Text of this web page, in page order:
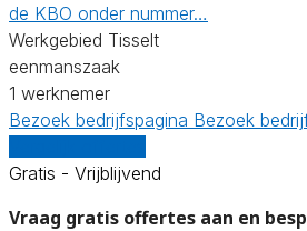
de KBO onder nummer…
Werkgebied Tisselt
eenmanszaak
1 werknemer
Bezoek bedrijfspagina Bezoek
Gratis - Vrijblijvend
Vraag gratis offertes aan en